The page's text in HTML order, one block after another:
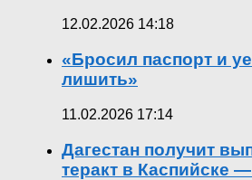
12.02.2026 14:18
«Бросил паспорт и
лишить»
11.02.2026 17:14
Дагестан получит
теракт в Каспийске